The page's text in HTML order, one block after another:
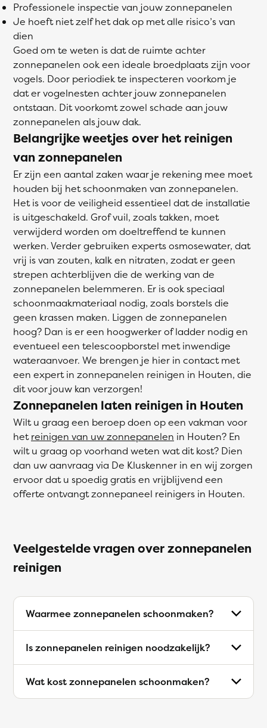
Professionele inspectie van jouw zonnepanelen
Je hoeft niet zelf het dak op met alle risico’s van
dien
Goed om te weten is dat de ruimte achter
zonnepanelen ook een ideale broedplaats zijn voor
vogels. Door periodiek te inspecteren voorkom je
dat er vogelnesten achter jouw zonnepanelen
ontstaan. Dit voorkomt zowel schade aan jouw
zonnepanelen als jouw dak.
Belangrijke weetjes over het reinigen
van zonnepanelen
Er zijn een aantal zaken waar je rekening mee moet
houden bij het schoonmaken van zonnepanelen.
Het is voor de veiligheid essentieel dat de installatie
is uitgeschakeld. Grof vuil, zoals takken, moet
verwijderd worden om doeltreffend te kunnen
werken. Verder gebruiken experts osmosewater, dat
vrij is van zouten, kalk en nitraten, zodat er geen
strepen achterblijven die de werking van de
zonnepanelen belemmeren. Er is ook speciaal
schoonmaakmateriaal nodig, zoals borstels die
geen krassen maken. Liggen de zonnepanelen
hoog? Dan is er een hoogwerker of ladder nodig en
eventueel een telescoopborstel met inwendige
wateraanvoer. We brengen je hier in contact met
een expert in zonnepanelen reinigen in Houten, die
dit voor jouw kan verzorgen!
Zonnepanelen laten reinigen in Houten
Wilt u graag een beroep doen op een vakman voor
hetreinigen van uw zonnepanelen in Houten? En
wilt u graag op voorhand weten wat dit kost? Dien
dan uw aanvraag via De Kluskenner in en wij zorgen
ervoor dat u spoedig gratis en vrijblijvend een
offerte ontvangt zonnepaneel reinigers in Houten.
Veelgestelde vragen over zonnepanelen
reinigen
Waarmee zonnepanelen schoonmaken?
Is zonnepanelen reinigen noodzakelijk?
Wat kost zonnepanelen schoonmaken?